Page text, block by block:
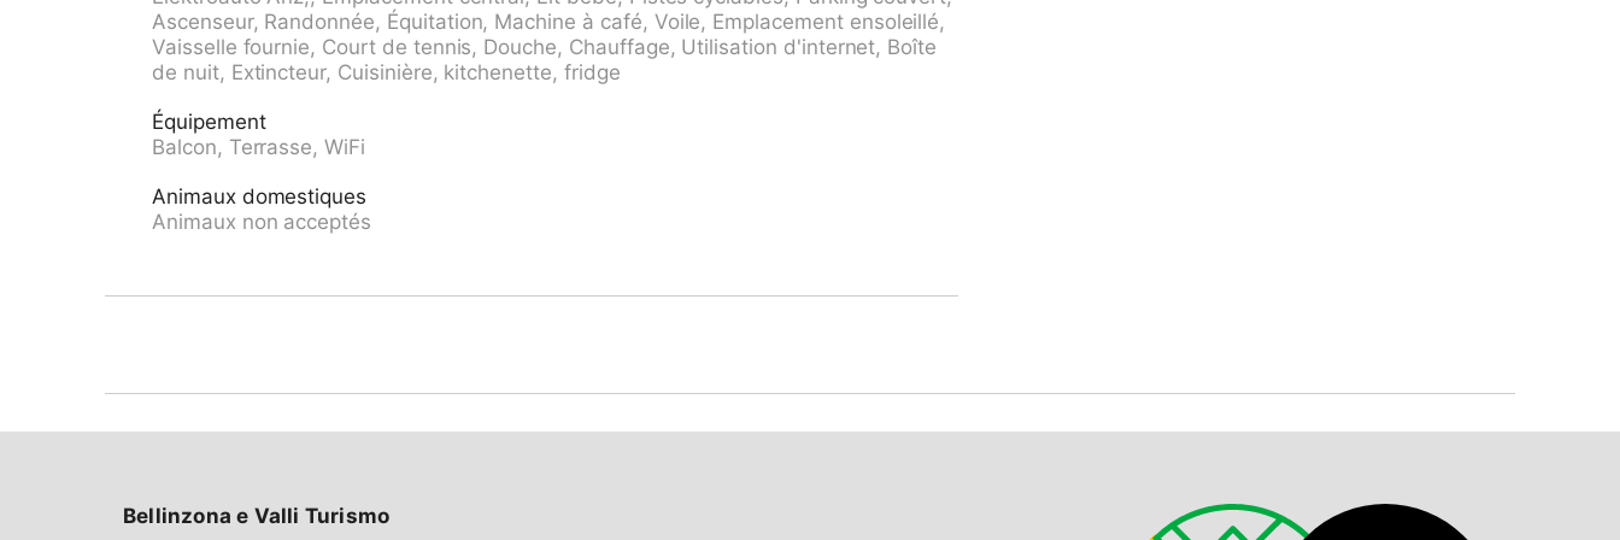
de la maison, parking public couvert à 600 m, parking public 350 m possible dans la rue
en sus. Borne de recharge électrique. Magasins 850 m, magasin d'alimentation,
supermarché 200 m, centre commercial 1.2 km, restaurant 150 m, boulangerie 230 m,
café 200 m, zone piétonne 850 m, centre à 15 minutes à pieds, arrêt de bus "Ascona le
scuole - Linie 1" 210 m, gare ferroviaire "SBB-CFF Locarno-Muralto" 4.3 km, plage de
sable "Bagno Pubblico Ascona", plage aménagée 750 m, baignade en lac "Lago
golf miniature 400 m. Attractions à proximité: Mercato Intra, Cannobio IT, Mercato
Ascona, Locarno, Mercato Luino, IT, Falconeria, Moon & Star, Jazz Festival, Lido und
accessibles: Lago Maggiore, Lago di Lugano, Lago di Como. Région de randonnées:
L'appartement se trouve dans le quartier soigné "Brugaro" à 500m du Lido, de la
Ascenseur, Randonnée, Équitation, Machine à café, Voile, Emplacement ensoleillé,
Vaisselle fournie, Court de tennis, Douche, Chauffage, Utilisation d'internet, Boîte
de nuit, Extincteur, Cuisinière, kitchenette, fridge
Équipement
Balcon, Terrasse, WiFi
Animaux domestiques
Animaux non acceptés
Bellinzona e Valli Turismo